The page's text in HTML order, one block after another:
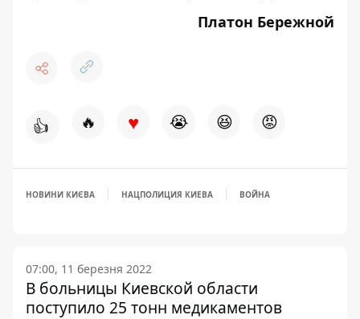
Платон Бережной
👍 🔥 ♥ 😭 😆 😡
НОВИНИ КИЄВА НАЦПОЛИЦИЯ КИЕВА ВОЙНА
07:00, 11 березня 2022
В больницы Киевской области
поступило 25 тонн медикаментов